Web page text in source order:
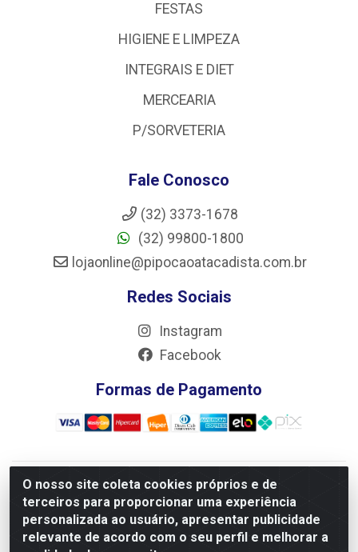
O nosso site coleta cookies próprios e de
terceiros para proporcionar uma experiência
personalizada ao usuário, apresentar publicidade
relevante de acordo com o seu perfil e melhorar a
FESTAS
HIGIENE E LIMPEZA
INTEGRAIS E DIET
MERCEARIA
P/SORVETERIA
Fale Conosco
(32) 3373-1678
(32) 99800-1800
lojaonline@pipocaoatacadista.com.br
Redes Sociais
Instagram
Facebook
Formas de Pagamento
JRS Distribuição e Logística LTDA - Rua Antônio do
Sacramento Torga 70, Vila Nossa Senhora de Fatima - São
João Del Rei/MG - CEP 36305-334 - CNPJ 66.194.085/0001-
02